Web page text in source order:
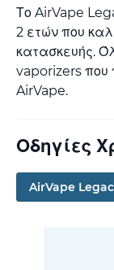
Το AirVape
2 ετών που
κατασκευής.
vaporizers που
AirVape.
Οδηγίες
AirVape